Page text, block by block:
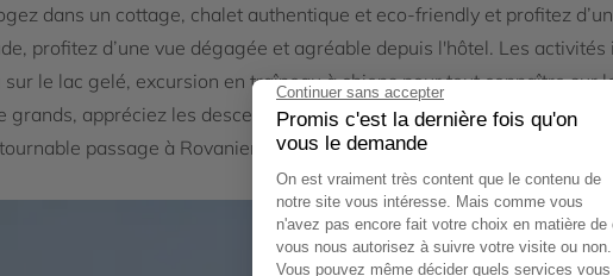
dans un cottage, chalet authentique et eco-friendly et profitez
profitez d’une vue dégagée et agréable depuis l'hôtel. Les
le lac gelé, excursion en traîneau à chiens pour tout connaître sur
grands, appréciez les descentes en luge et la promenade au Zoo
passage à Rovaniemi, le village authentique du Père Noël.